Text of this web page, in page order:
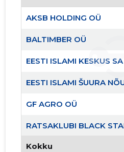
AKSB HOLDING OÜ
BALTIMBER OÜ
EESTI ISLAMI KESKUS SA
GF AGRO OÜ
Kokku